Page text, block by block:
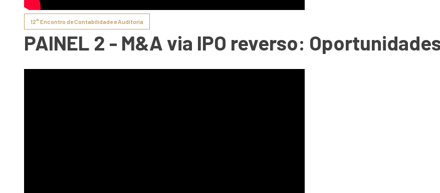
12° Encontro de Contabilidade e Auditoria
PAINEL 2 - M&A via IPO reverso: